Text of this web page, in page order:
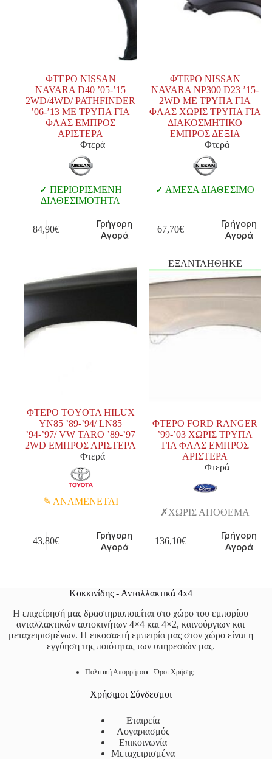
ΦΤΕΡΟ NISSAN
NAVARA D40 ’05-’15
2WD/4WD/ PATHFINDER
’06-’13 ΜΕ ΤΡΥΠΑ ΓΙΑ
ΦΛΑΣ ΕΜΠΡΟΣ
ΑΡΙΣΤΕΡΑ
Φτερά
ΠΕΡΙΟΡΙΣΜΕΝΗ
ΔΙΑΘΕΣΙΜΟΤΗΤΑ
84,90€
Γρήγορη
Αγορά
ΦΤΕΡΟ NISSAN
NAVARA NP300 D23 ’15-
2WD ΜΕ ΤΡΥΠΑ ΓΙΑ
ΦΛΑΣ ΧΩΡΙΣ ΤΡΥΠΑ ΓΙΑ
ΔΙΑΚΟΣΜΗΤΙΚΟ
ΕΜΠΡΟΣ ΔΕΞΙΑ
Φτερά
ΑΜΕΣΑ ΔΙΑΘΕΣΙΜΟ
67,70€
Γρήγορη
Αγορά
ΦΤΕΡΟ TOYOTA HILUX
YN85 ’89-’94/ LN85
’94-’97/ VW TARO ’89-’97
2WD ΕΜΠΡΟΣ ΑΡΙΣΤΕΡΑ
Φτερά
ΑΝΑΜΕΝΕΤΑΙ
43,80€
Γρήγορη
Αγορά
ΕΞΑΝΤΛΗΘΗΚΕ
ΦΤΕΡΟ FORD RANGER
’99-’03 ΧΩΡΙΣ ΤΡΥΠΑ
ΓΙΑ ΦΛΑΣ ΕΜΠΡΟΣ
ΑΡΙΣΤΕΡΑ
Φτερά
ΧΩΡΙΣ ΑΠΟΘΕΜΑ
136,10€
Γρήγορη
Αγορά
Κοκκινίδης - Ανταλλακτικά 4x4
Η επιχείρησή μας δραστηριοποιείται στο χώρο του εμπορίου
ανταλλακτικών αυτοκινήτων 4×4 και 4×2, καινούργιων και
μεταχειρισμένων. Η εικοσαετή εμπειρία μας στον χώρο είναι η
εγγύηση της ποιότητας των υπηρεσιών μας.
Πολιτική Απορρήτου Όροι Χρήσης
Χρήσιμοι Σύνδεσμοι
Εταιρεία
Λογαριασμός
Επικοινωνία
Μεταχειρισμένα